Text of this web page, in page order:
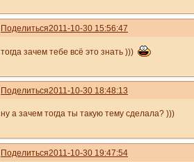
Поделиться2011-10-30 15:56:47
тогда зачем тебе всё это знать )))
Поделиться2011-10-30 18:48:13
ну а зачем тогда ты такую тему сделала? )))
Поделиться2011-10-30 19:47:54